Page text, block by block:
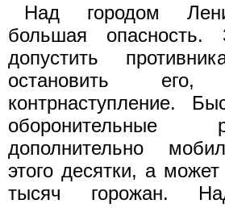
Над городом
большая
допустить
остановить его,
контрнаступление.
дополнительно
этого десятки, а
тысяч горожан.